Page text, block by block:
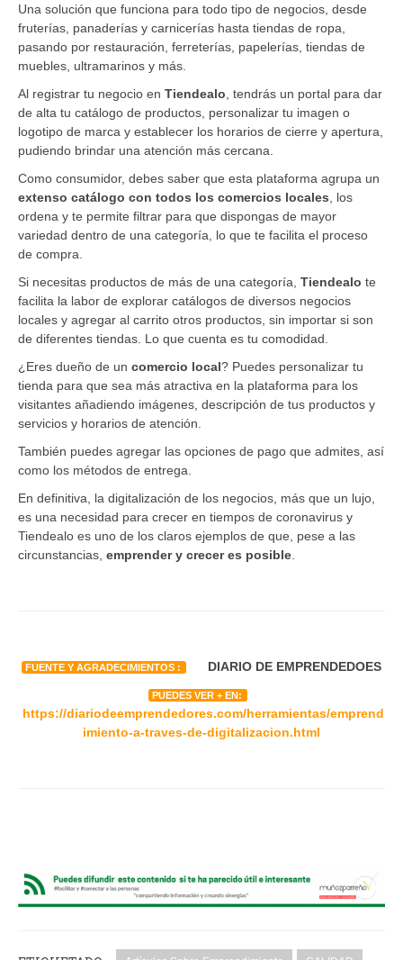
Una solución que funciona para todo tipo de negocios, desde
fruterías, panaderías y carnicerías hasta tiendas de ropa,
pasando por restauración, ferreterías, papelerías, tiendas de
muebles, ultramarinos y más.
​Al registrar tu negocio en ​ Tiendealo ​, tendrás un portal para dar
de alta tu catálogo de productos, personalizar tu imagen o
logotipo de marca y establecer los horarios de cierre y apertura,
pudiendo brindar una atención más cercana.
​Como consumidor, debes saber que esta plataforma agrupa un
extenso catálogo con todos los comercios locales , los
ordena y te permite filtrar para que dispongas de mayor
variedad dentro de una categoría, lo que te facilita el proceso
de compra.
​Si necesitas productos de más de una categoría, ​ Tiendealo te
facilita la labor de explorar catálogos de diversos negocios
locales y agregar al carrito otros productos, sin importar si son
de diferentes tiendas. Lo que cuenta es tu comodidad.
​¿Eres dueño de un comercio local? Puedes personalizar tu
tienda para que sea más atractiva en la plataforma para los
visitantes añadiendo imágenes, descripción de tus productos y
servicios y horarios de atención.
También puedes agregar las opciones de pago que admites, así
como los métodos de entrega.
En definitiva, la digitalización de los negocios, más que un lujo,
es una necesidad para crecer en tiempos de coronavirus y ​
Tiendealo es uno de los claros ejemplos de que, pese a las
circunstancias, emprender y crecer es posible
FUENTE Y AGRADECIMIENTOS : DIARIO DE EMPRENDEDOES
PUEDES VER + EN:
https://diariodeemprendedores.com/herramientas/emprend
imiento-a-traves-de-digitalizacion.html